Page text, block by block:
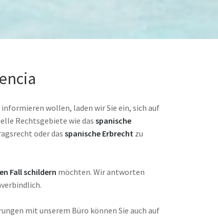
wollen, laden wir Sie ein, sich auf
Rechtsgebiete wie das spanische
oder das spanische Erbrecht zu
Fall schildern möchten. Wir antworten
mit unserem Büro können Sie auch auf